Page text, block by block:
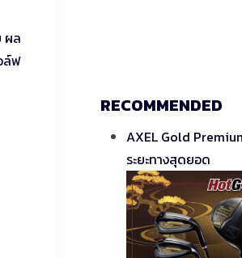
ผล
ล์ฟ
RECOMMENDED
AXEL Gold
ระยะทางสุดยอด